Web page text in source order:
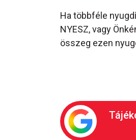
Ha többféle
NYESZ, vagy
összeg ezen